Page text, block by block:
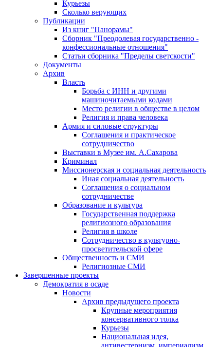
Курьезы
Сколько верующих
Публикации
Из книг "Панорамы"
Сборник "Преодолевая государственно -
конфессиональные отношения"
Статьи сборника "Пределы светскости"
Документы
Архив
Власть
Борьба с ИНН и другими
машиночитаемыми кодами
Место религии в обществе в целом
Религия и права человека
Армия и силовые структуры
Соглашения и практическое
сотрудничество
Выставки в Музее им. А.Сахарова
Криминал
Миссионерская и социальная деятельность
Иная социальная деятельность
Соглашения о социальном
сотрудничестве
Образование и культура
Государственная поддержка
религиозного образования
Религия в школе
Сотрудничество в культурно-
просветительской сфере
Общественность и СМИ
Религиозные СМИ
Завершенные проекты
Демократия в осаде
Новости
Архив предыдущего проекта
Крупные мероприятия
консервативного толка
Курьезы
Национальная идея,